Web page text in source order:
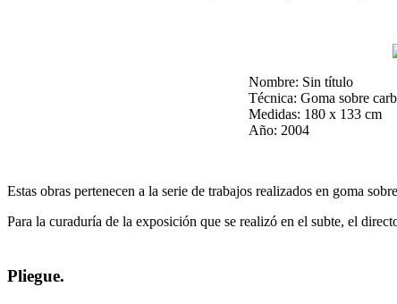
Nombre: Sin
Técnica: Goma
Medidas: 180 x
Año:
Estas obras pertenecen a la serie de trabajos realizados en goma
Para la curaduría de la exposición que se realizó en el subte, el
Pliegue.